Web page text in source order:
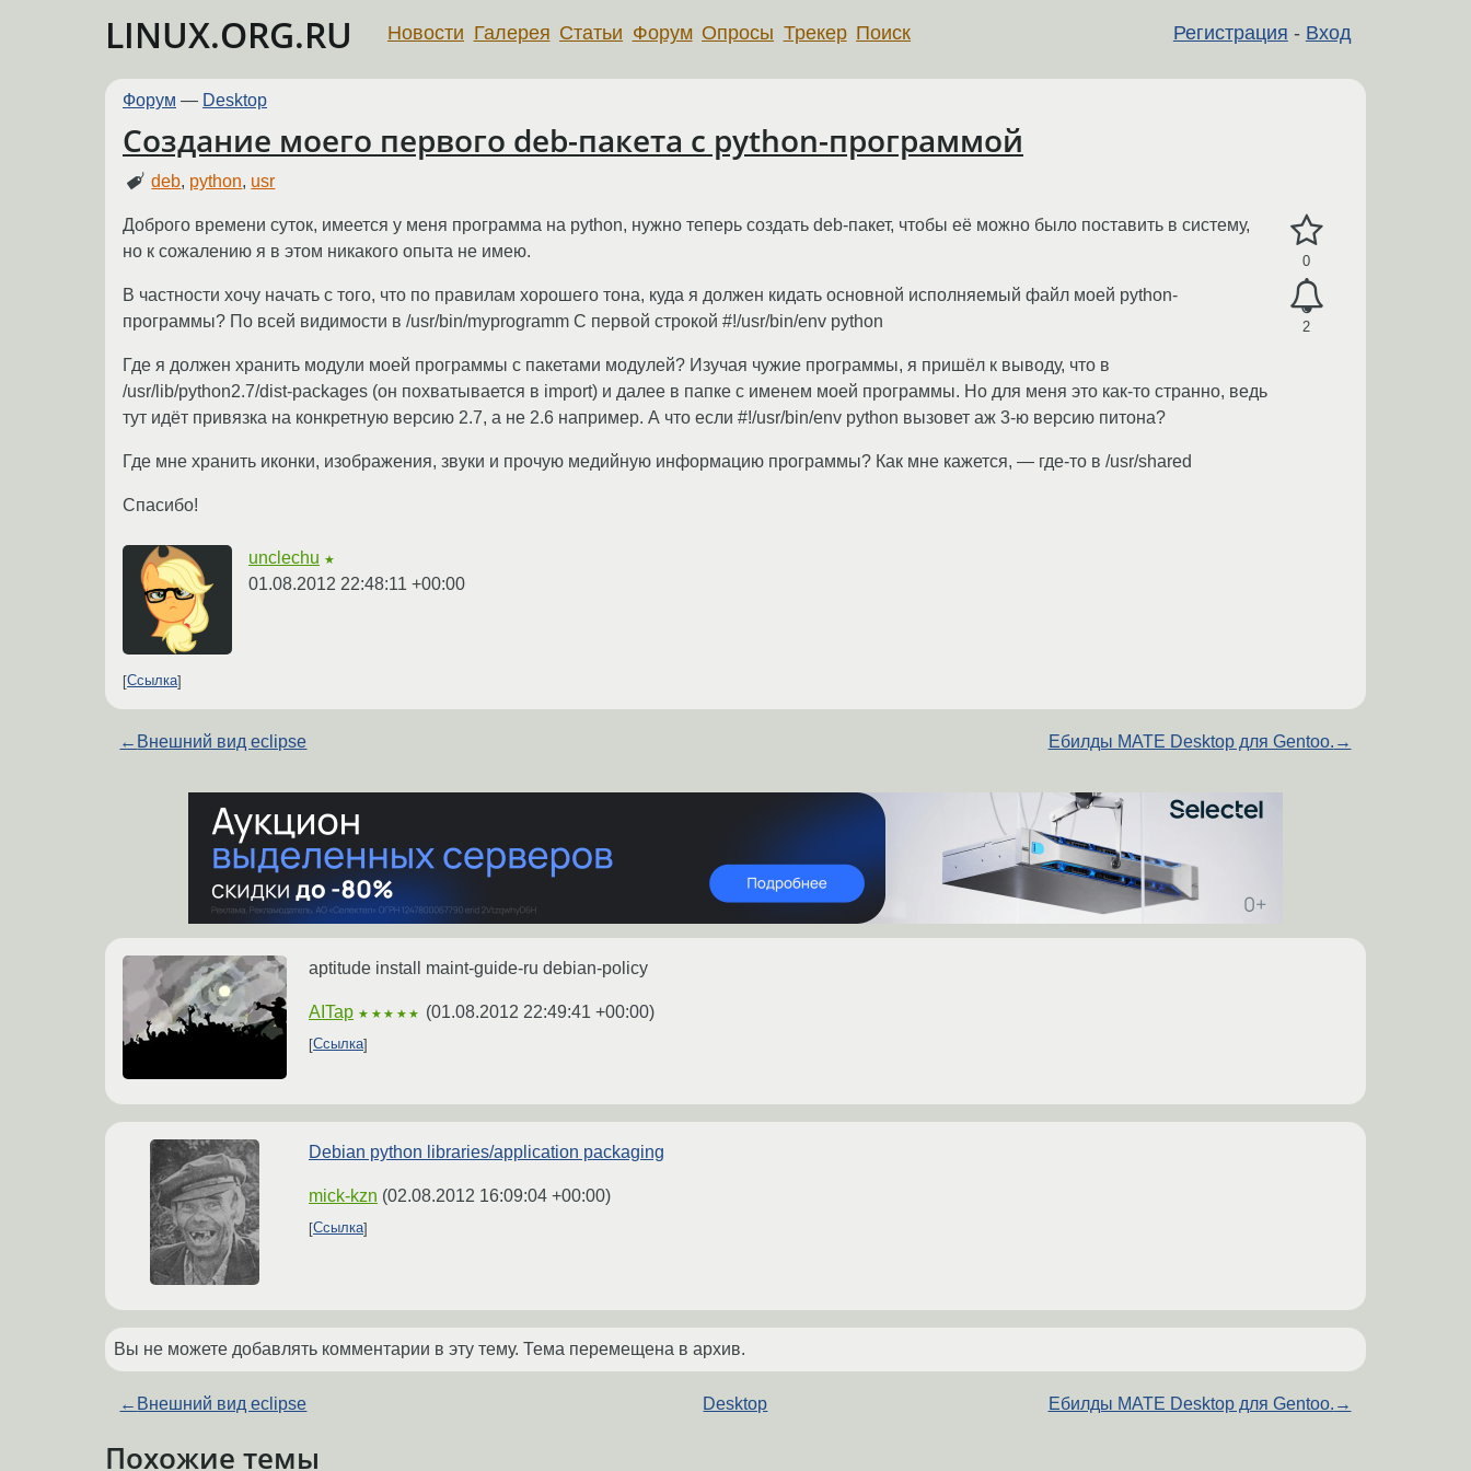
LINUX.ORG.RU Регистрация - Вход
Новости Галерея Статьи Форум Опросы Трекер Поиск
Форум — Desktop
Создание моего первого deb-пакета с python-программой
deb, python, usr
0
2
Доброго времени суток, имеется у меня программа на python, нужно теперь создать deb-пакет, чтобы её можно было поставить в систему,
но к сожалению я в этом никакого опыта не имею.
В частности хочу начать с того, что по правилам хорошего тона, куда я должен кидать основной исполняемый файл моей python-
программы? По всей видимости в /usr/bin/myprogramm С первой строкой #!/usr/bin/env python
Где я должен хранить модули моей программы с пакетами модулей? Изучая чужие программы, я пришёл к выводу, что в
/usr/lib/python2.7/dist-packages (он похватывается в import) и далее в папке с именем моей программы. Но для меня это как-то странно, ведь
тут идёт привязка на конкретную версию 2.7, а не 2.6 например. А что если #!/usr/bin/env python вызовет аж 3-ю версию питона?
Где мне хранить иконки, изображения, звуки и прочую медийную информацию программы? Как мне кажется, — где-то в /usr/shared
Спасибо!
unclechu ★
01.08.2012 22:48:11 +00:00
Ссылка
← Внешний вид eclipse Ебилды MATE Desktop для Gentoo. →
aptitude install maint-guide-ru debian-policy
AITap ★★★★★ (01.08.2012 22:49:41 +00:00)
Ссылка
Debian python libraries/application packaging
mick-kzn (02.08.2012 16:09:04 +00:00)
Ссылка
Вы не можете добавлять комментарии в эту тему. Тема перемещена в архив.
← Внешний вид eclipse Desktop Ебилды MATE Desktop для Gentoo. →
Похожие темы